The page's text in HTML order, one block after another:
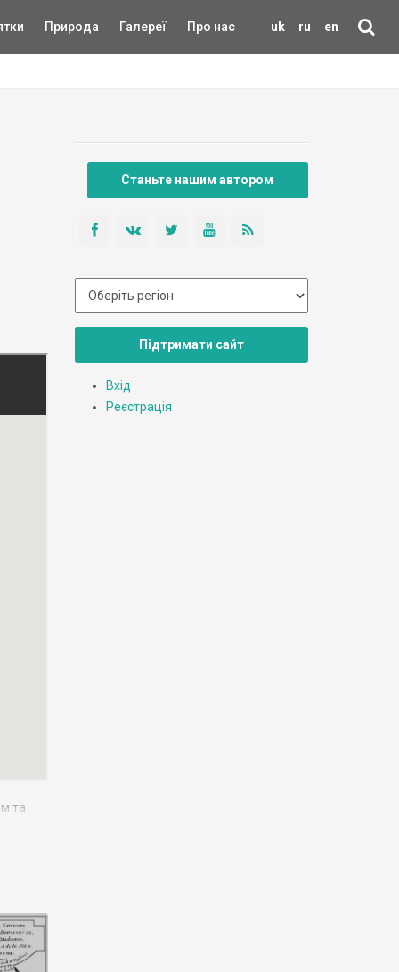
uk ru en
Природа Галереї Про нас
та
Станьте нашим автором
Підтримати сайт
Вхід
Реєстрація